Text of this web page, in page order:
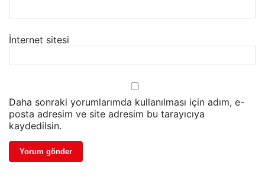
İnternet sitesi
Daha sonraki yorumlarımda kullanılması için adım, e-
posta adresim ve site adresim bu tarayıcıya
kaydedilsin.